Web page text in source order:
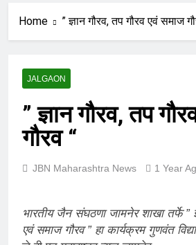
Home ” ज्ञान गौरव, तप गौरव एवं समाज
JALGAON
” ज्ञान गौरव, तप
गौरव “
JBN Maharashtra News 1 Year
भारतीय जैन संघठणा जामनेर शाखा तर्फे ”
एवं समाज गौरव ” हा कार्यक्रम गुणवंत